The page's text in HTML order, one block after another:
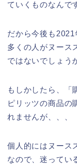
ていくものなんで
だから今後も
多くの人がヌース
ではないでしょう
もしかしたら、「
ピリッツの商品の
れませんが、、、
個人的にはヌース
なので、迷ってい